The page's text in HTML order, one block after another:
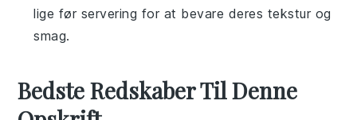
lige før servering for at bevare deres tekstur og
smag.
Bedste Redskaber Til Denne